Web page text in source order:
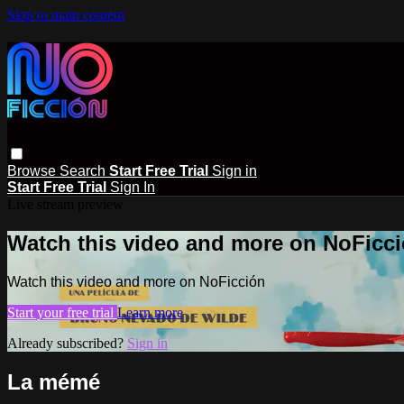
Skip to main content
Browse Search Start Free Trial Sign in
Start Free Trial Sign In
Watch this video and more on
Watch this video and more on NoFicción
Start your free trial Learn more
Already subscribed? Sign in
La mémé